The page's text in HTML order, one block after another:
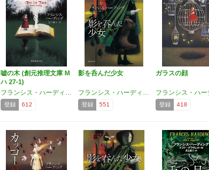
嘘の木 (創元推理文庫 M
ハ 27-1)
登録 612
影を呑んだ少女
登録 551
ガラスの顔
登録 418